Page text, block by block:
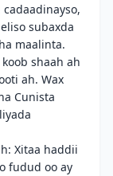
subaxda
maalinta.
shaah ah
ah. Wax
Cunista
Xitaa haddii
fudud oo ay